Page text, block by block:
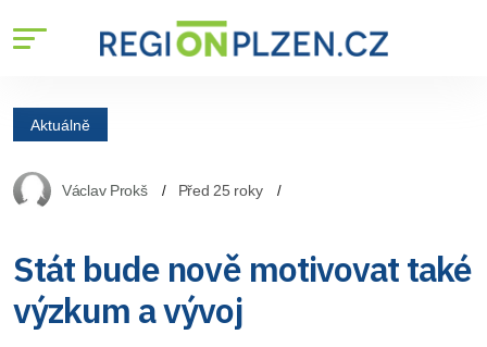
Aktuálně
Václav Prokš Před 25 roky
Stát bude nově motivovat také
výzkum a vývoj